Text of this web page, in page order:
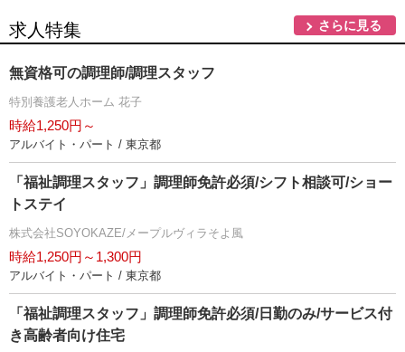
求人特集 さらに見る
無資格可の調理師/調理スタッフ
特別養護老人ホーム 花子
時給1,250円～
アルバイト・パート / 東京都
「福祉調理スタッフ」調理師免許必須/シフト相談可/ショー
トステイ
株式会社SOYOKAZE/メープルヴィラそよ風
時給1,250円～1,300円
アルバイト・パート / 東京都
「福祉調理スタッフ」調理師免許必須/日勤のみ/サービス付
き高齢者向け住宅